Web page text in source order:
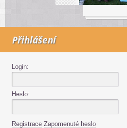
Přihlášení
Login:
Heslo:
Registrace Zapomenuté heslo